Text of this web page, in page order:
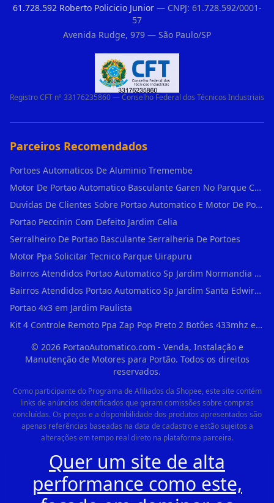
61.728.592 Roberto Policicio Junior— CNPJ: 61.728.592/0001-
57
Avenida Rudge, 979 — São Paulo/SP
Registro CFT nº 33176235860 — Conselho Federal dos Técnicos Industriais
Parceiros Recomendados
Portoes Automaticos De Aluminio Tremembe
Motor De Portao Automatico Basculante Garen No Parque Colonial
Duvidas De Clientes Sobre Portao Automatico E Motor De Portao Motor Basculante Seg
Portao Peccinin Com Defeito Jardim Celia
Serralheiro De Portao Basculante Serralheria De Portoes
Motor Ppa Solicitar Tecnico Parque Uirapuru
Bairros Atendidos Portao Automatico Sp Jardim Normandia Guarulhos Sp Motor Para Portao Automatico Eletronico
Bairros Atendidos Portao Automatico Sp Jardim Santa Edwirges Guarulhos Sp Motor Para Portao Automatico Eletronico
Portao 4x3 em Jardim Paulista
Kit 4 Controle Remoto Ppa Zap Pop Preto 2 Botões 433mhz em Pari
© 2026PortaoAutomatico.com - Venda, Instalação e
Manutenção de Motores para Portão. Todos os direitos
reservados.
Como participante do Programa de Afiliados da Shopee, este site contém
links de anúncios identificados que geram comissões sobre compras
concluídas. Os preços e a disponibilidade dos produtos apresentados são
apenas referências baseadas na data de cadastro e estão sujeitos a
alterações em tempo real direto na plataforma parceira.
Quer um site de alta
performance como este,